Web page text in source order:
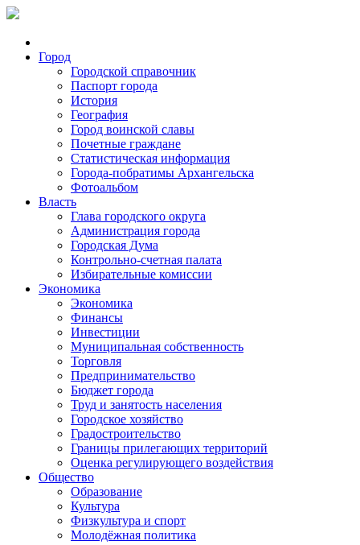
Город
Городской справочник
Паспорт города
История
География
Город воинской славы
Почетные граждане
Статистическая информация
Города-побратимы Архангельска
Фотоальбом
Власть
Глава городского округа
Администрация города
Городская Дума
Контрольно-счетная палата
Избирательные комиссии
Экономика
Экономика
Финансы
Инвестиции
Муниципальная собственность
Торговля
Предпринимательство
Бюджет города
Труд и занятость населения
Городское хозяйство
Градостроительство
Границы прилегающих территорий
Оценка регулирующего воздействия
Общество
Образование
Культура
Физкультура и спорт
Молодёжная политика